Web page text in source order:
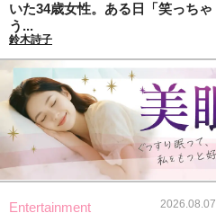
いた34歳女性。ある日「笑っちゃ
う...
鈴木詩子
Entertainment 2026.08.07